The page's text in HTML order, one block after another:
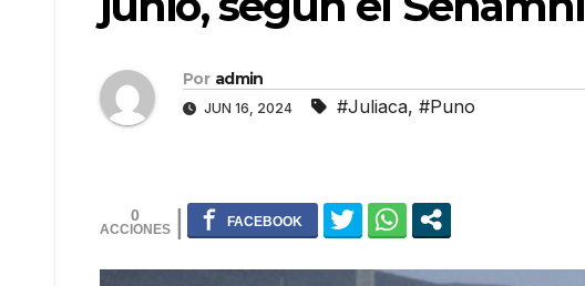
Por admin
JUN 16, 2024 #Juliaca, #Puno
0